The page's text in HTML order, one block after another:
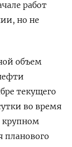
работ
но не
объем
текущего
во время
крупном
планового